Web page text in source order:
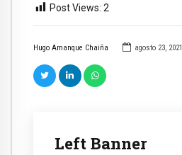
Hugo Amanque Chaiña agosto 23, 2021
Left Banner
Post Views: 2